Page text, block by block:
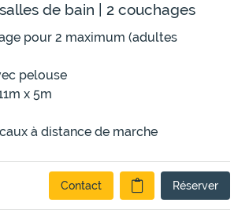
de bain | 2 couchages
pour 2 maximum (adultes
pelouse
x 5m
à distance de marche
Contact Réserver